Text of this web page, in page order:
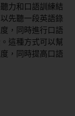
力和口語訓練結
先聽一段英語錄
，同時進行口語
這種方式可以幫
，同時提高口語